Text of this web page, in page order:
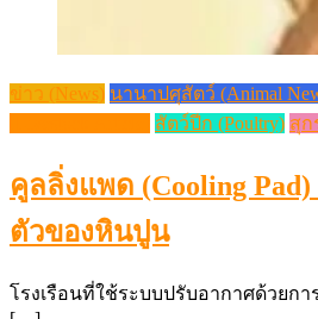
ข่าว (News) นานาปศุสัตว์ (Animal
สัตว์ปีก (Poultry) สุก
คูลลิ่งแพด (Cooling
ตัวของหินปูน
โรงเรือนที่ใช้ระบบปรับอากาศด้วยการ